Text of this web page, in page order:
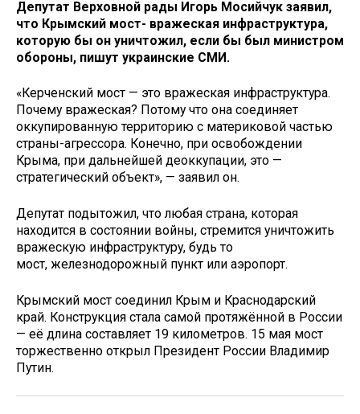
Депутат Верховной рады Игорь Мосийчук заявил,
что Крымский мост- вражеская инфраструктура,
которую бы он уничтожил, если бы был министром
обороны, пишут украинские СМИ.
«Керченский мост — это вражеская инфраструктура.
Почему вражеская? Потому что она соединяет
оккупированную территорию с материковой частью
страны-агрессора. Конечно, при освобождении
Крыма, при дальнейшей деоккупации, это —
стратегический объект», — заявил он.
Депутат подытожил, что любая страна, которая
находится в состоянии войны, стремится уничтожить
вражескую инфраструктуру, будь то
мост, железнодорожный пункт или аэропорт.
Крымский мост соединил Крым и Краснодарский
край. Конструкция стала самой протяжённой в России
— её длина составляет 19 километров. 15 мая мост
торжественно открыл Президент России Владимир
Путин.